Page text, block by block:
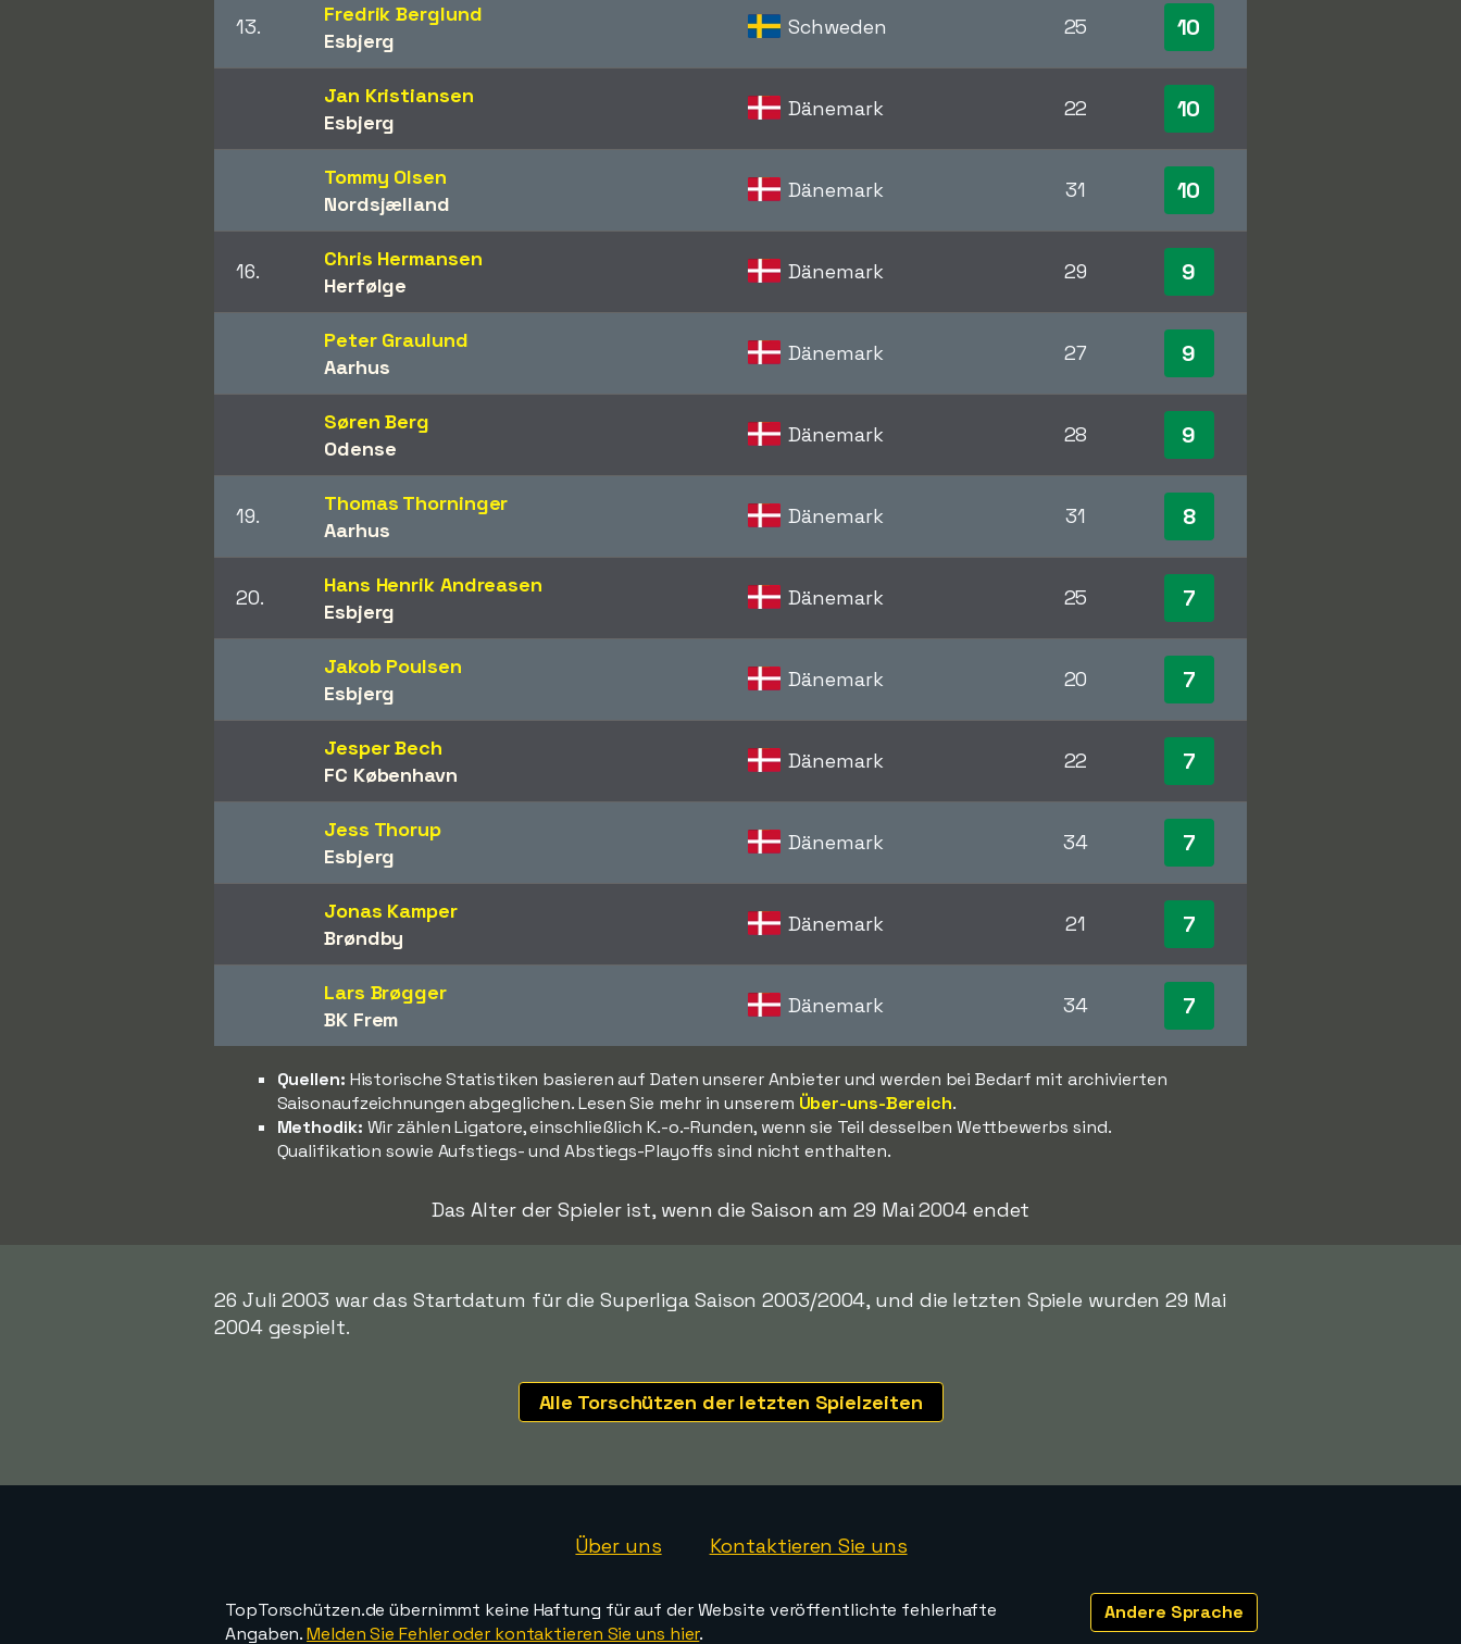
13.
Fredrik Berglund
Esbjerg
Schweden 25 10
Jan Kristiansen
Esbjerg
Dänemark 22 10
Tommy Olsen
Nordsjælland
Dänemark 31 10
16.
Chris Hermansen
Herfølge
Dänemark 29 9
Peter Graulund
Aarhus
Dänemark 27 9
Søren Berg
Odense
Dänemark 28 9
19.
Thomas Thorninger
Aarhus
Dänemark 31 8
20.
Hans Henrik Andreasen
Esbjerg
Dänemark 25 7
Jakob Poulsen
Esbjerg
Dänemark 20 7
Jesper Bech
FC København
Dänemark 22 7
Jess Thorup
Esbjerg
Dänemark 34 7
Jonas Kamper
Brøndby
Dänemark 21 7
Lars Brøgger
BK Frem
Dänemark 34 7
Quellen: Historische Statistiken basieren auf Daten unserer Anbieter und werden bei Bedarf mit archivierten
Saisonaufzeichnungen abgeglichen. Lesen Sie mehr in unserem Über-uns-Bereich.
Methodik: Wir zählen Ligatore, einschließlich K.-o.-Runden, wenn sie Teil desselben Wettbewerbs sind.
Qualifikation sowie Aufstiegs- und Abstiegs-Playoffs sind nicht enthalten.
Das Alter der Spieler ist, wenn die Saison am 29 Mai 2004 endet
26 Juli 2003 war das Startdatum für die Superliga Saison 2003/2004, und die letzten Spiele wurden 29 Mai
2004 gespielt.
Alle Torschützen der letzten Spielzeiten
Über uns Kontaktieren Sie uns
Andere Sprache
TopTorschützen.de übernimmt keine Haftung für auf der Website veröffentlichte fehlerhafte
Angaben.Melden Sie Fehler oder kontaktieren Sie uns hier.